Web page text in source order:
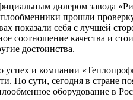
дилером завода
прошли
показали себя с лучшей
соотношение качества и
достоинства.
успех и компании
По сути, сегодня в стране
оборудование в